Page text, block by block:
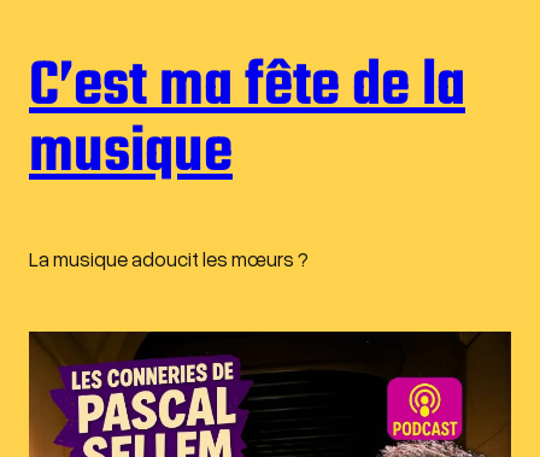
C’est ma fête de la
musique
La musique adoucit les mœurs ?